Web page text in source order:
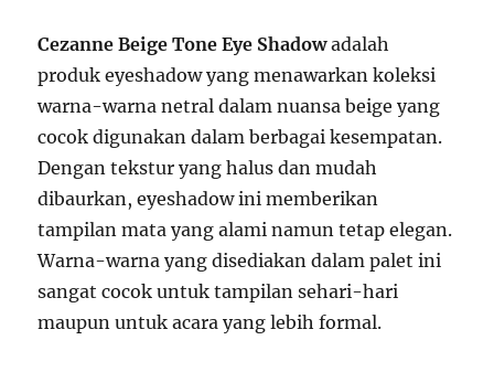
Cezanne Beige Tone Eye Shadowadalah
produk eyeshadow yang menawarkan koleksi
warna-warna netral dalam nuansa beige yang
cocok digunakan dalam berbagai kesempatan.
Dengan tekstur yang halus dan mudah
dibaurkan, eyeshadow ini memberikan
tampilan mata yang alami namun tetap elegan.
Warna-warna yang disediakan dalam palet ini
sangat cocok untuk tampilan sehari-hari
maupun untuk acara yang lebih formal.